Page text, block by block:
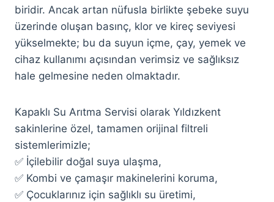
biridir. Ancak artan nüfusla birlikte şebeke suyu
üzerinde oluşan basınç, klor ve kireç seviyesi
yükselmekte; bu da suyun içme, çay, yemek ve
cihaz kullanımı açısından verimsiz ve sağlıksız
hale gelmesine neden olmaktadır.
Kapaklı Su Arıtma Servisi olarak Yıldızkent
sakinlerine özel, tamamen orijinal filtreli
sistemlerimizle;
✅ İçilebilir doğal suya ulaşma,
✅ Kombi ve çamaşır makinelerini koruma,
✅ Çocuklarınız için sağlıklı su üretimi,